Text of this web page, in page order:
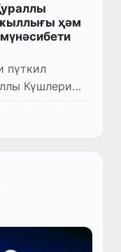
ҳәм
пүткил
Күшлери
Ўатан